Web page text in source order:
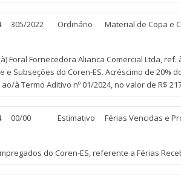
305/2022 Ordinário Material de Copa e
Foral Fornecedora Alianca Comercial Ltda,
Subseções do Coren-ES. Acréscimo de 20%
à Termo Aditivo nº 01/2024, no valor de R$
00/00 Estimativo Férias Vencidas e
do Coren-ES, referente a Férias